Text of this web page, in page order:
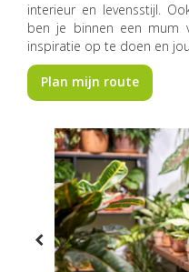
interieur en levensstijl.
ben je binnen een mum
inspiratie op te doen en
Plan mijn route